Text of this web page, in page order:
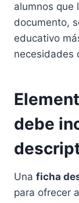
alumnos que
documento,
educativo
necesidades
debe
Una ficha
para ofrecer